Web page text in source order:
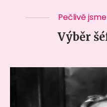
Pečlivě
Výběr